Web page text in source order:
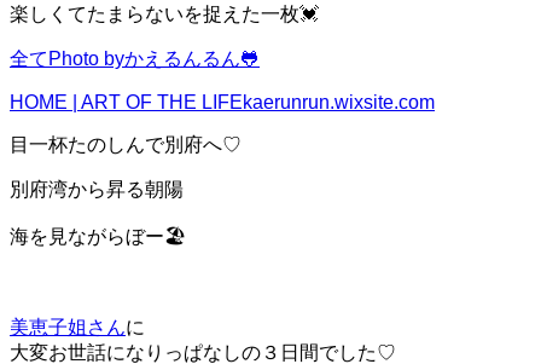
楽しくてたまらないを捉えた一枚💓
全てPhoto byかえるんるん🐸
HOME | ART OF THE LIFEkaerunrun.wixsite.com
目一杯たのしんで別府へ♡
別府湾から昇る朝陽
海を見ながらぼー🏖
美恵子姐さんに
大変お世話になりっぱなしの３日間でした♡